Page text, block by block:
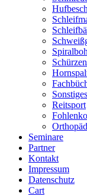
Sonstiges
Reitsport
Seminare
Partner
Kontakt
Impressum
Datenschutz
Cart